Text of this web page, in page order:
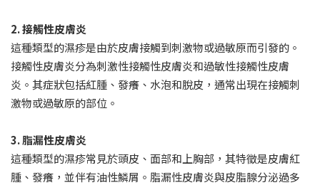
2. 接觸性皮膚炎
這種類型的濕疹是由於皮膚接觸到刺激物或過敏原而引發的。
接觸性皮膚炎分為刺激性接觸性皮膚炎和過敏性接觸性皮膚
炎。其症狀包括紅腫、發癢、水泡和脫皮，通常出現在接觸刺
激物或過敏原的部位。
3. 脂漏性皮膚炎
這種類型的濕疹常見於頭皮、面部和上胸部，其特徵是皮膚紅
腫、發癢，並伴有油性鱗屑。脂漏性皮膚炎與皮脂腺分泌過多